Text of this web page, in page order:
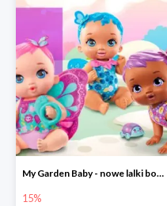
My Garden Baby - nowe lalki bobaski w Empiku do -15%
15%